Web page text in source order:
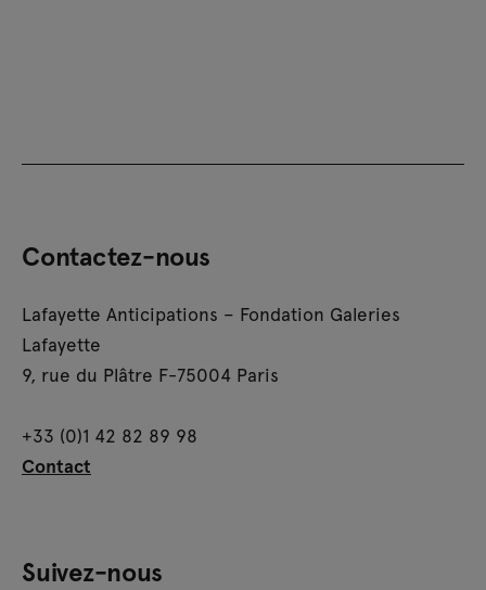
Contactez-nous
Lafayette Anticipations – Fondation Galeries
Lafayette
9, rue du Plâtre F-75004 Paris
+33 (0)1 42 82 89 98
Contact
Suivez-nous